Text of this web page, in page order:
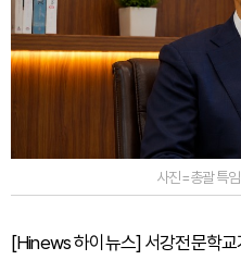
사진=총괄 특
[Hinews 하이뉴스] 서강전문학